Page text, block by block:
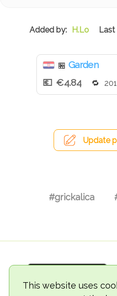
This website uses
H.Lo
🏪 Garden
€4.84
Update
#grickalica